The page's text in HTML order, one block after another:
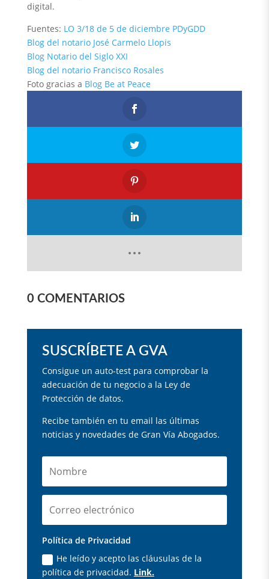
digital.
Fuentes: LO 3/18 de 5 de diciembre PDyGDD
Blog del notario José Carmelo Llopis
Blog Notario del Siglo XXI
Blog del notario Francisco Rosales
Foto gracias a Blog Be at Peace
0 COMENTARIOS
SUSCRÍBETE A GVA
Consigue un auto-test para comprobar la
adecuación de tu negocio a la Ley de
Protección de datos.
Recibe también en tu email las últimas
noticias y novedades de Gran Vía Abogados.
Política de Privacidad
He leído y acepto las cláusulas de la
política de privacidad. Link.